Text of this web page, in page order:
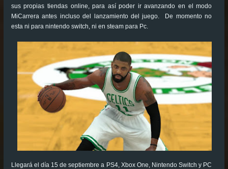
sus propias tiendas online, para así poder ir avanzando en el modo
MiCarrera antes incluso del lanzamiento del juego. De momento no
esta ni para nintendo switch, ni en steam para Pc.
Llegará el día 15 de septiembre a PS4, Xbox One, Nintendo Switch y PC